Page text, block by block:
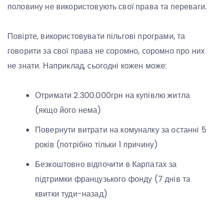
половину не використовують свої права та переваги.
Повірте, використовувати пільгові програми, та
говорити за свої права не соромно, соромно про них
не знати. Наприклад, сьогодні кожен може:
Отримати 2.300.000грн на купівлю житла
(якщо його нема)
Повернути витрати на комуналку за останні 5
років (потрібно тільки 1 причину)
Безкоштовно відпочити в Карпатах за
підтримки французького фонду (7 днів та
квитки туди-назад)